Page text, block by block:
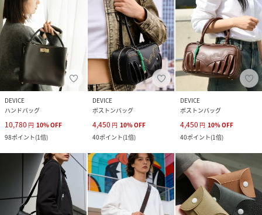
DEVICE
ハンドバッグ
10,780 円 10%OFF
98ポイント(1倍)
DEVICE
ボストンバッグ
4,450 円 10%OFF
40ポイント(1倍)
DEVICE
ボストンバッグ
4,450 円 10%OFF
40ポイント(1倍)